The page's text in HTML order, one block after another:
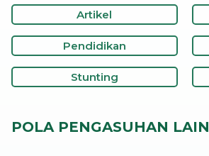
Artikel
Pendidikan
Stunting
POLA PENGASUHAN LAIN